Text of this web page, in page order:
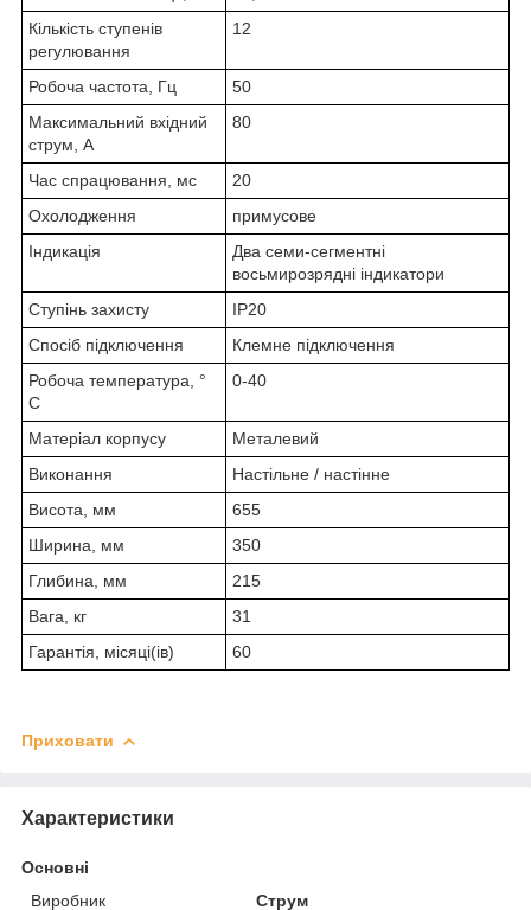
Кількість ступенів
регулювання
12
Робоча частота, Гц
50
Максимальний вхідний
струм, А
80
Час спрацювання, мс
20
Охолодження
примусове
Індикація
Два семи-сегментні
восьмирозрядні індикатори
Ступінь захисту
IP20
Спосіб підключення
Клемне підключення
Робоча температура, °
С
0-40
Матеріал корпусу
Металевий
Виконання
Настільне / настінне
Висота, мм
655
Ширина, мм
350
Глибина, мм
215
Вага, кг
31
Гарантія, місяці(ів)
60
Приховати
Характеристики
Основні
Виробник
Струм